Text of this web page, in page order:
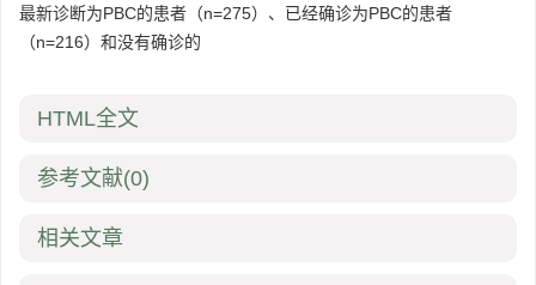
最新诊断为PBC的患者（n=275）、已经确诊为PBC的患者
（n=216）和没有确诊的
HTML全文
参考文献(0)
相关文章